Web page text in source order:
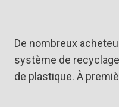
De nombreux
système de
de plastique. À